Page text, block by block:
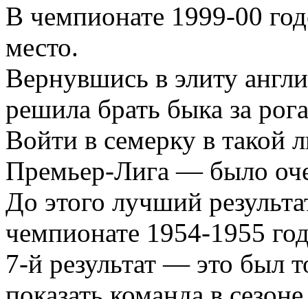
В чемпионате 1999-00
место.
Вернувшись в элиту
решила брать быка за
Войти в семерку в такой
Премьер-Лига — было
До этого лучший
чемпионате 1954-1955
7-й результат — это был